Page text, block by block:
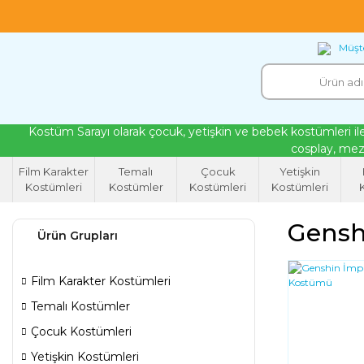
Kostüm Sarayı olarak çocuk, yetişkin ve bebek kostümleri
cosplay,
Film Karakter
Kostümleri
Temalı
Kostümler
Çocuk
Kostümleri
Yetişkin
Kostümleri
Ürün Grupları
Film Karakter Kostümleri
Temalı Kostümler
Çocuk Kostümleri
Yetişkin Kostümleri